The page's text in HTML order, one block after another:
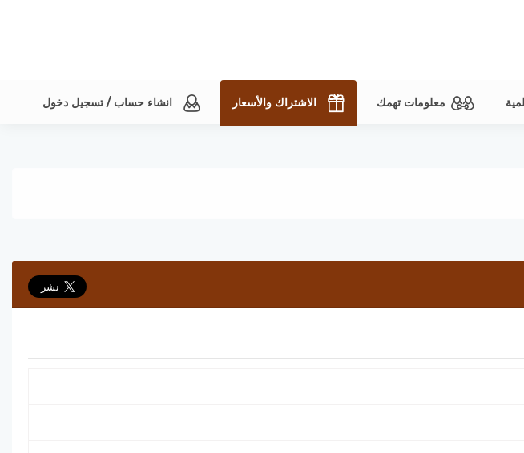
معلومات تهمك الاشتراك والأسعار انشاء حساب / تسجيل دخول